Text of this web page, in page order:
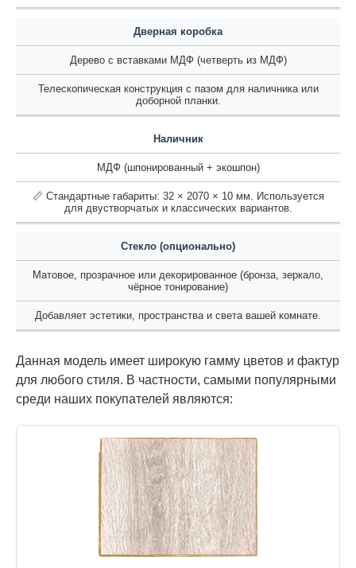
Дверная коробка
Дерево с вставками МДФ (четверть из МДФ)
Телескопическая конструкция с пазом для наличника или
доборной планки.
Наличник
МДФ (шпонированный + экошпон)
📏 Стандартные габариты: 32 × 2070 × 10 мм. Используется
для двустворчатых и классических вариантов.
Стекло (опционально)
Матовое, прозрачное или декорированное (бронза, зеркало,
чёрное тонирование)
Добавляет эстетики, пространства и света вашей комнате.
Данная модель имеет широкую гамму цветов и фактур
для любого стиля. В частности, самыми популярными
среди наших покупателей являются: